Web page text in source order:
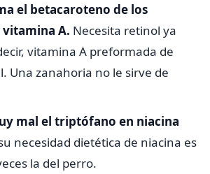
el betacaroteno de los
vitamina A. Necesita retinol ya
vitamina A preformada de
Una zanahoria no le sirve de
mal el triptófano en niacina
necesidad dietética de niacina es
la del perro.